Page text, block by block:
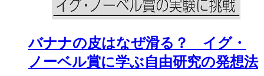
バナナの皮はなぜ滑る？ イグ・
ノーベル賞に学ぶ自由研究の発想法